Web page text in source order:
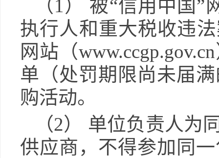
（1）
被“信用中国”
执行人和重大税收违
网站（
单（处罚期限尚未届
购活动。
（2）
单位负责人为
供应商，不得参加同